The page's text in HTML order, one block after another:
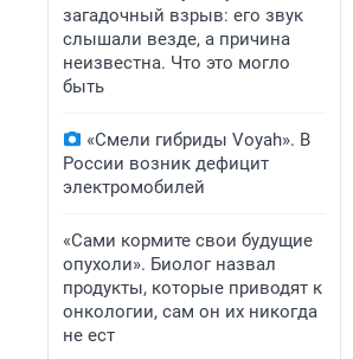
загадочный взрыв: его звук
слышали везде, а причина
неизвестна. Что это могло
быть
«Смели гибриды Voyah». В
России возник дефицит
электромобилей
«Сами кормите свои будущие
опухоли». Биолог назвал
продукты, которые приводят к
онкологии, сам он их никогда
не ест